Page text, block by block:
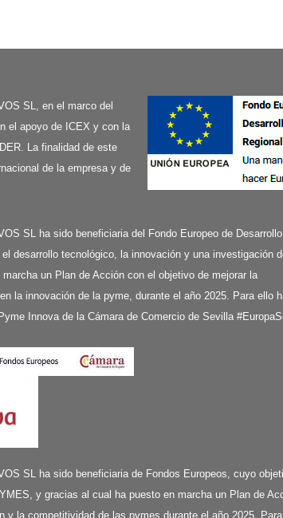
SL, en el marco del
el apoyo de ICEX y con la
La finalidad de este
de la empresa y de
SL ha sido beneficiaria del Fondo Europeo de Desarrollo
desarrollo tecnológico, la innovación y una investigación
un Plan de Acción con el objetivo de mejorar la
la innovación de la pyme, durante el año 2025. Para ello
Innova de la Cámara de Comercio de Sevilla
SL ha sido beneficiaria de Fondos Europeos, cuyo
y gracias al cual ha puesto en marcha un Plan de
y la competitividad de las pymes durante el año 2025.